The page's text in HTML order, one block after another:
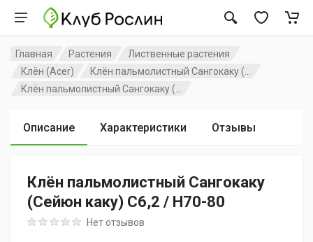
Главная Растения
Лиственные растения
Клён (Acer)
Клён пальмолистный Сангокаку (...
Клён пальмолистный Сангокаку (...
Описание Характеристики Отзывы
Клён пальмолистный Сангокаку
(Сейюн каку) C6,2 / H70-80
Rating: 0 out of 5Нет отзывов